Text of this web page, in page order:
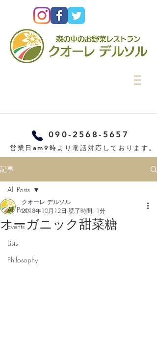
090-2568-5657
営業日am9時より電話対応しております。
記事
All Posts
Events
Lists
Philosophy
All Posts
オーガニック甜菜糖
クオーレ デルソル
2018年10月12日 読了時間: 1分